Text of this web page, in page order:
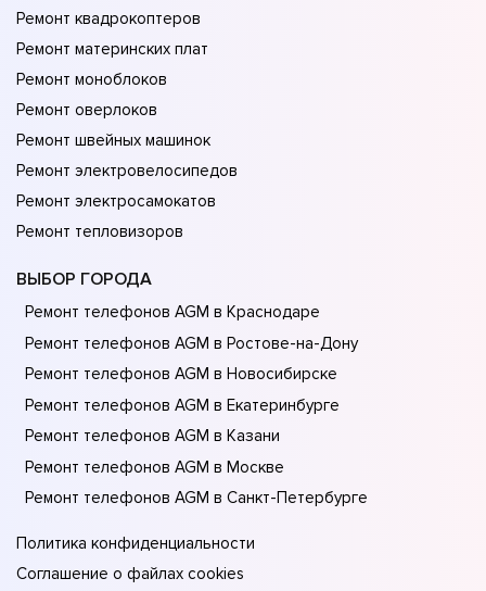
Ремонт квадрокоптеров
Ремонт материнских плат
Ремонт моноблоков
Ремонт оверлоков
Ремонт швейных машинок
Ремонт электровелосипедов
Ремонт электросамокатов
Ремонт тепловизоров
ВЫБОР ГОРОДА
Ремонт телефонов AGM в Краснодаре
Ремонт телефонов AGM в Ростове-на-Донy
Ремонт телефонов AGM в Новосибирске
Ремонт телефонов AGM в Екатеринбурге
Ремонт телефонов AGM в Казани
Ремонт телефонов AGM в Москве
Ремонт телефонов AGM в Санкт-Петербурге
Политика конфиденциальности
Соглашение о файлах cookies